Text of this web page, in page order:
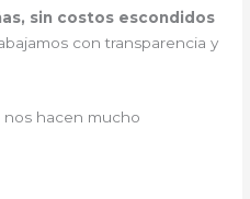
sin costos escondidos
con transparencia y
hacen mucho